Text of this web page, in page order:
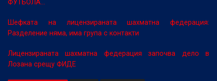
ФУТБОЛА...
Шефката на лицензираната шахматна федерация:
Разделение няма, има група с контакти
Лицензираната шахматна федерация започва дело в
Лозана срещу ФИДЕ